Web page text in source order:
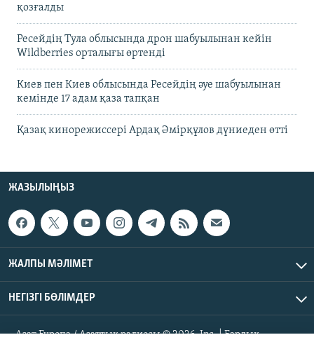
қозғалды
Ресейдің Тула облысында дрон шабуылынан кейін
Wildberries орталығы өртенді
Киев пен Киев облысында Ресейдің әуе шабуылынан
кемінде 17 адам қаза тапқан
Қазақ кинорежиссері Ардақ Әмірқұлов дүниеден өтті
ЖАЗЫЛЫҢЫЗ
ЖАЛПЫ МӘЛІМЕТ
НЕГІЗГІ БӨЛІМДЕР
Азат Еуропа / Азаттық радиосы © 2026, Inc. | Барлық